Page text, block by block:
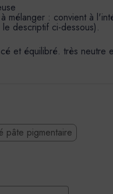
mélanger : convient à
descriptif ci-dessous).
et équilibré. très neutre
pâte pigmentaire